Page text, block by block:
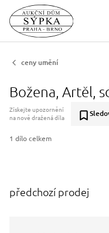
ceny umění
Božena, Artěl,
Získejte upozornění
na nově dražená díla
1 dílo celkem
předchozí prodej